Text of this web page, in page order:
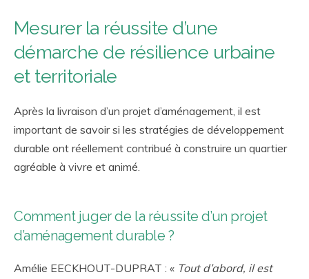
Mesurer la réussite d’une
démarche de résilience urbaine
et territoriale
Après la livraison d’un projet d’aménagement, il est
important de savoir si les stratégies de développement
durable ont réellement contribué à construire un quartier
agréable à vivre et animé.
Comment juger de la réussite d’un projet
d’aménagement durable ?
Amélie EECKHOUT-DUPRAT : « Tout d’abord, il est